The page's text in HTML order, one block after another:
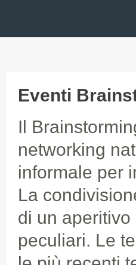
Eventi
Il
networking
informale per
La
di un
peculiari. Le